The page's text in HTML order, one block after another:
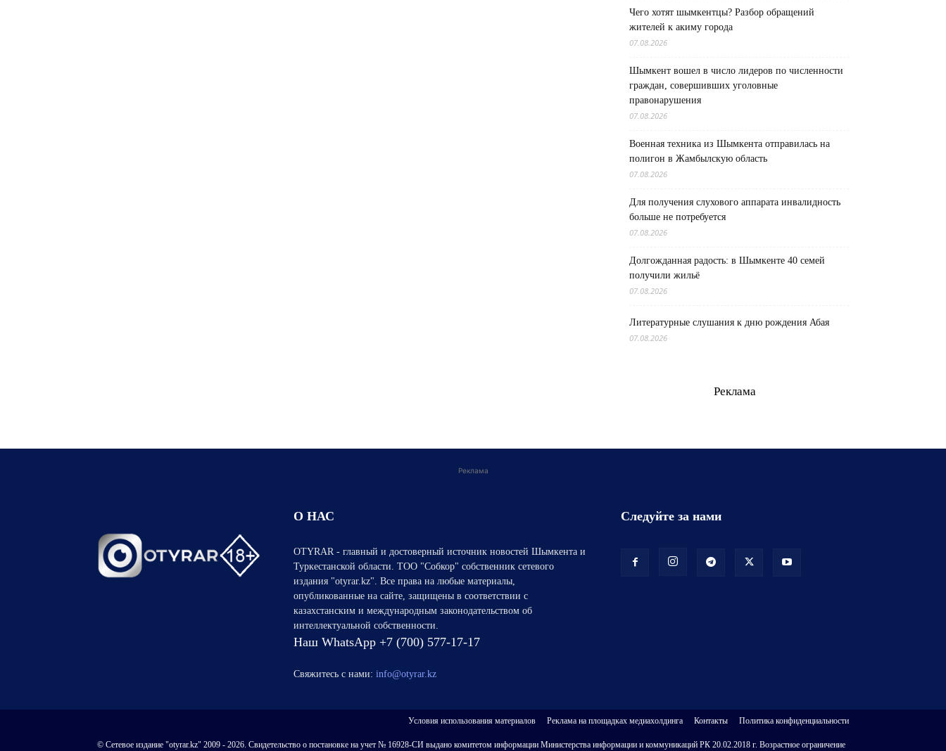
Чего хотят шымкентцы? Разбор обращений
жителей к акиму города
07.08.2026
Шымкент вошел в число лидеров по численности
граждан, совершивших уголовные
правонарушения
07.08.2026
Военная техника из Шымкента отправилась на
полигон в Жамбылскую область
07.08.2026
Для получения слухового аппарата инвалидность
больше не потребуется
07.08.2026
Долгожданная радость: в Шымкенте 40 семей
получили жильё
07.08.2026
Литературные слушания к дню рождения Абая
07.08.2026
Реклама
Реклама
О НАС
OTYRAR - главный и достоверный источник новостей Шымкента и
Туркестанской области. ТОО "Собкор" собственник сетевого
издания "otyrar.kz". Все права на любые материалы,
опубликованные на сайте, защищены в соответствии с
казахстанским и международным законодательством об
интеллектуальной собственности.
Наш WhatsApp +7 (700) 577-17-17
Свяжитесь с нами: info@otyrar.kz
Следуйте за нами
Условия использования материалов Реклама на площадках медиахолдинга Контакты Политика конфиденциальности
© Сетевое издание "otyrar.kz" 2009 - 2026. Свидетельство о постановке на учет № 16928-СИ выдано комитетом информации Министерства информации и коммуникаций РК 20.02.2018 г. Возрастное ограничение